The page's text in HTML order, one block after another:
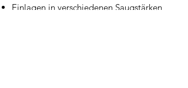
Einlagen in verschiedenen Saugstärken